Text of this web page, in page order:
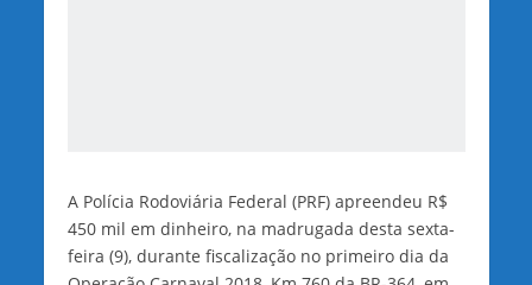
A Polícia Rodoviária Federal (PRF) apreendeu R$
450 mil em dinheiro, na madrugada desta sexta-
feira (9), durante fiscalização no primeiro dia da